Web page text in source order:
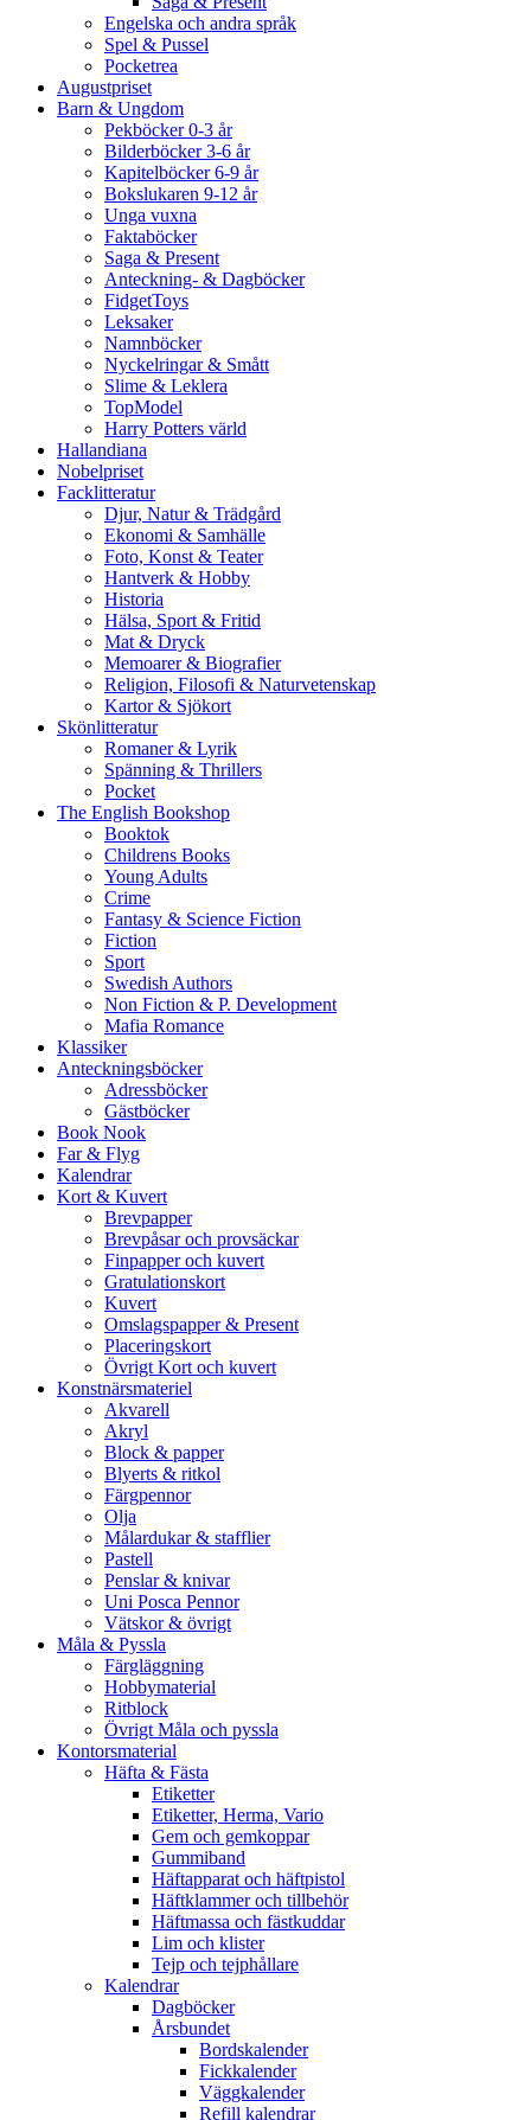
Engelska och andra språk
Spel & Pussel
Pocketrea
Augustpriset
Barn & Ungdom
Pekböcker 0-3 år
Bilderböcker 3-6 år
Kapitelböcker 6-9 år
Bokslukaren 9-12 år
Unga vuxna
Faktaböcker
Saga & Present
Anteckning- & Dagböcker
FidgetToys
Leksaker
Namnböcker
Nyckelringar & Smått
Slime & Leklera
TopModel
Harry Potters värld
Hallandiana
Nobelpriset
Facklitteratur
Djur, Natur & Trädgård
Ekonomi & Samhälle
Foto, Konst & Teater
Hantverk & Hobby
Historia
Hälsa, Sport & Fritid
Mat & Dryck
Memoarer & Biografier
Religion, Filosofi & Naturvetenskap
Kartor & Sjökort
Skönlitteratur
Romaner & Lyrik
Spänning & Thrillers
Pocket
The English Bookshop
Booktok
Childrens Books
Young Adults
Crime
Fantasy & Science Fiction
Fiction
Sport
Swedish Authors
Non Fiction & P. Development
Mafia Romance
Klassiker
Anteckningsböcker
Adressböcker
Gästböcker
Book Nook
Far & Flyg
Kalendrar
Kort & Kuvert
Brevpapper
Brevpåsar och provsäckar
Finpapper och kuvert
Gratulationskort
Kuvert
Omslagspapper & Present
Placeringskort
Övrigt Kort och kuvert
Konstnärsmateriel
Akvarell
Akryl
Block & papper
Blyerts & ritkol
Färgpennor
Olja
Målardukar & stafflier
Pastell
Penslar & knivar
Uni Posca Pennor
Vätskor & övrigt
Måla & Pyssla
Färgläggning
Hobbymaterial
Ritblock
Övrigt Måla och pyssla
Kontorsmaterial
Häfta & Fästa
Etiketter
Etiketter, Herma, Vario
Gem och gemkoppar
Gummiband
Häftapparat och häftpistol
Häftklammer och tillbehör
Häftmassa och fästkuddar
Lim och klister
Tejp och tejphållare
Kalendrar
Dagböcker
Årsbundet
Bordskalender
Fickkalender
Väggkalender
Refill kalendrar